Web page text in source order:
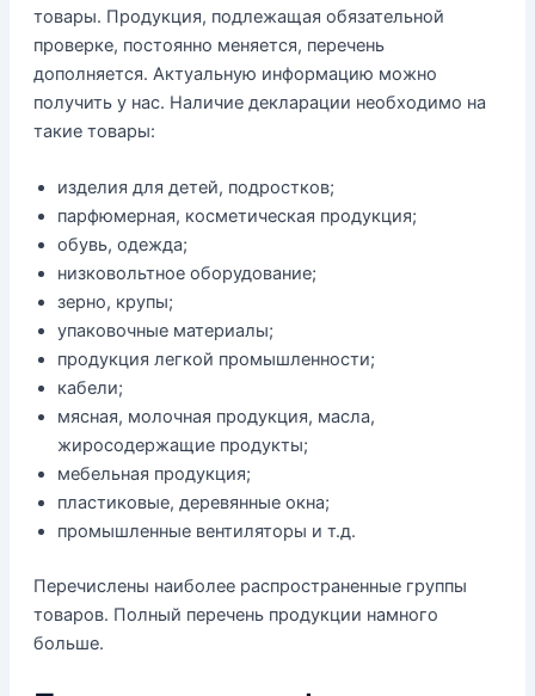
товары. Продукция, подлежащая обязательной
проверке, постоянно меняется, перечень
дополняется. Актуальную информацию можно
получить у нас. Наличие декларации необходимо на
такие товары:
изделия для детей, подростков;
парфюмерная, косметическая продукция;
обувь, одежда;
низковольтное оборудование;
зерно, крупы;
упаковочные материалы;
продукция легкой промышленности;
кабели;
мясная, молочная продукция, масла,
жиросодержащие продукты;
мебельная продукция;
пластиковые, деревянные окна;
промышленные вентиляторы и т.д.
Перечислены наиболее распространенные группы
товаров. Полный перечень продукции намного
больше.